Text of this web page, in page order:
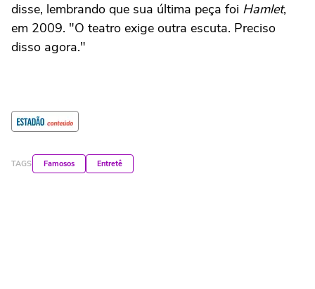
disse, lembrando que sua última peça foi Hamlet,
em 2009. "O teatro exige outra escuta. Preciso
disso agora."
TAGS Famosos Entretê